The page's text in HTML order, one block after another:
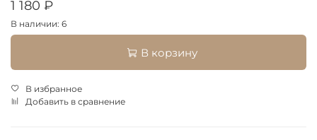
1 180 ₽
В наличии: 6
В корзину
В избранное
Добавить в сравнение